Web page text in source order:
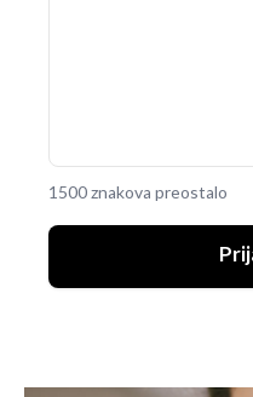
1500 znakova preostalo